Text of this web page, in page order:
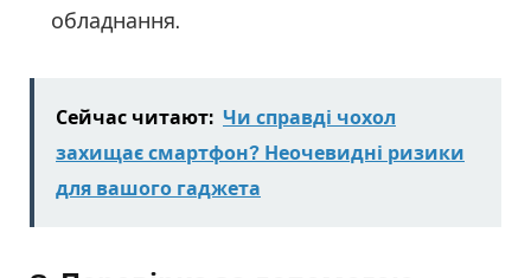
обладнання.
Сейчас читают: Чи справді чохол
захищає смартфон? Неочевидні ризики
для вашого гаджета